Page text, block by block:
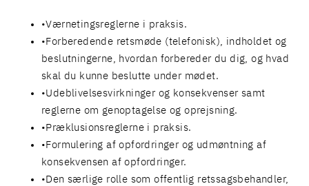
Værnetingsreglerne i praksis.
Forberedende retsmøde (telefonisk), indholdet og
beslutningerne, hvordan forbereder du dig, og hvad
skal du kunne beslutte under mødet.
Udeblivelsesvirkninger og konsekvenser samt
reglerne om genoptagelse og oprejsning.
Præklusionsreglerne i praksis.
Formulering af opfordringer og udmøntning af
konsekvensen af opfordringer.
Den særlige rolle som offentlig retssagsbehandler,